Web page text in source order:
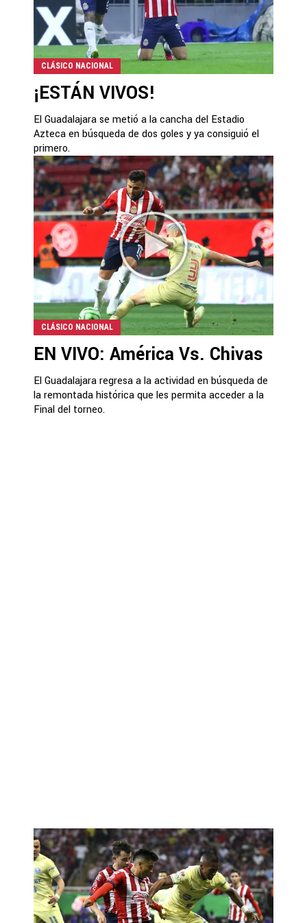
CLÁSICO NACIONAL
¡ESTÁN VIVOS!
El Guadalajara se metió a la cancha del Estadio
Azteca en búsqueda de dos goles y ya consiguió el
primero.
CLÁSICO NACIONAL
EN VIVO: América Vs. Chivas
El Guadalajara regresa a la actividad en búsqueda de
la remontada histórica que les permita acceder a la
Final del torneo.